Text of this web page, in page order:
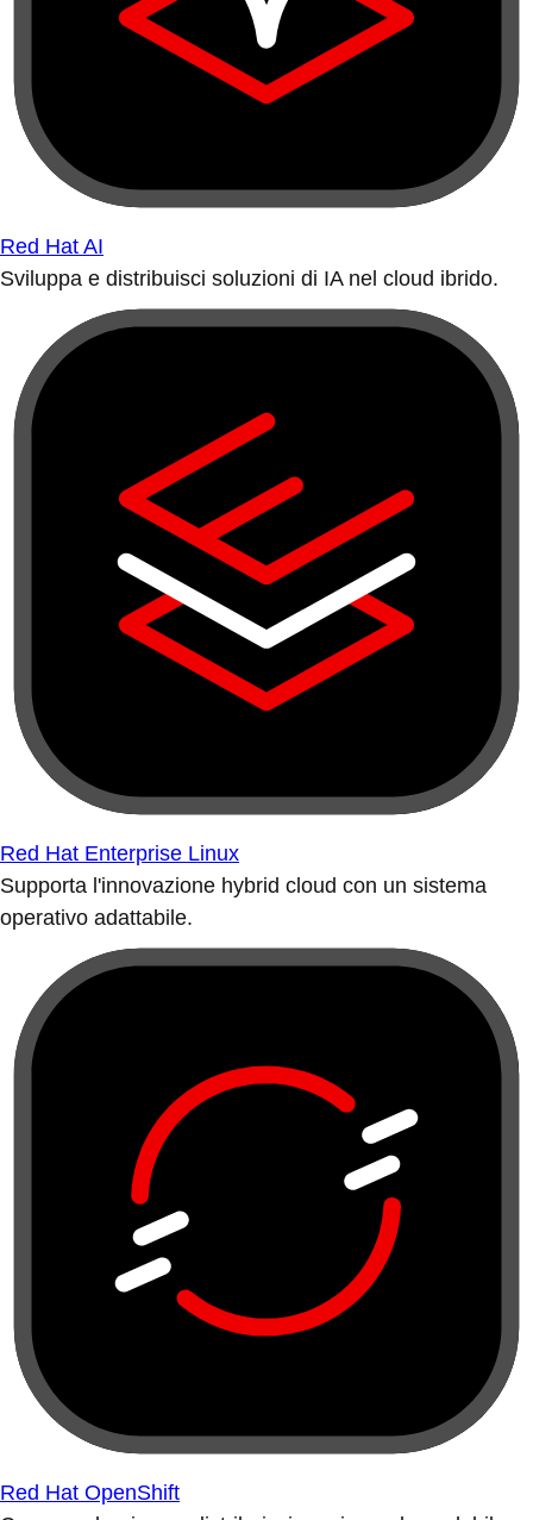
Red Hat AI
Sviluppa e distribuisci soluzioni di IA nel cloud ibrido.
Red Hat Enterprise Linux
Supporta l'innovazione hybrid cloud con un sistema
operativo adattabile.
Red Hat OpenShift